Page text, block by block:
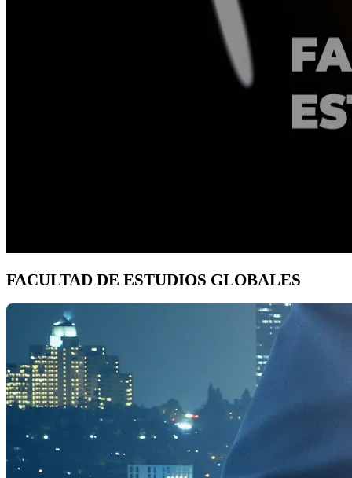
FACULTAD DE ESTUDIOS GLOBALES